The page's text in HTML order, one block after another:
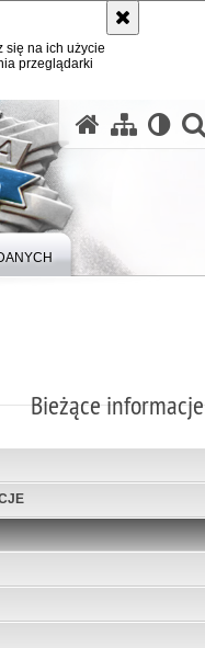
się na ich użycie
przeglądarki
Bieżące informacje